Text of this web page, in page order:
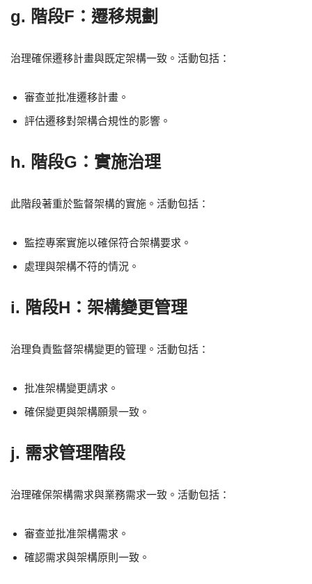
g. 階段F：遷移規劃
治理確保遷移計畫與既定架構一致。活動包括：
審查並批准遷移計畫。
評估遷移對架構合規性的影響。
h. 階段G：實施治理
此階段著重於監督架構的實施。活動包括：
監控專案實施以確保符合架構要求。
處理與架構不符的情況。
i. 階段H：架構變更管理
治理負責監督架構變更的管理。活動包括：
批准架構變更請求。
確保變更與架構願景一致。
j. 需求管理階段
治理確保架構需求與業務需求一致。活動包括：
審查並批准架構需求。
確認需求與架構原則一致。